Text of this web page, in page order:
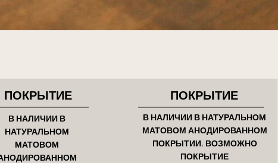
ПОКРЫТИЕ
В НАЛИЧИИ В
НАТУРАЛЬНОМ
МАТОВОМ
ПОКРЫТИЕ
В НАЛИЧИИ В НАТУРАЛЬНОМ
МАТОВОМ АНОДИРОВАННОМ
ПОКРЫТИИ, ВОЗМОЖНО
ПОКРЫТИЕ